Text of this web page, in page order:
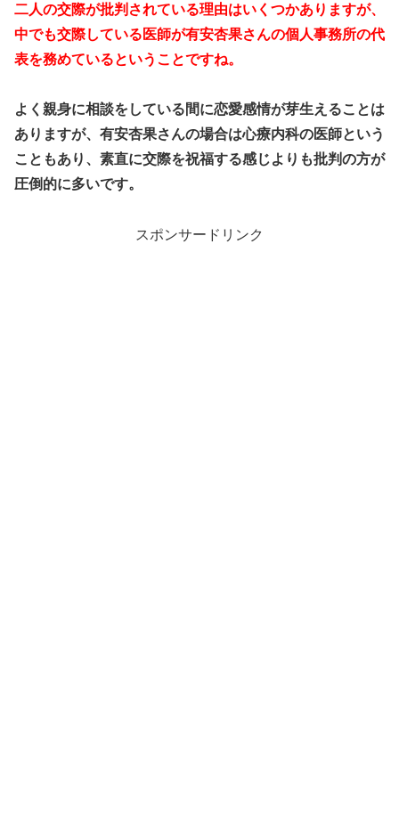
二人の交際が批判されている理由はいくつかありますが、
中でも交際している医師が有安杏果さんの個人事務所の代
表を務めているということですね。
よく親身に相談をしている間に恋愛感情が芽生えることは
ありますが、有安杏果さんの場合は心療内科の医師という
こともあり、素直に交際を祝福する感じよりも批判の方が
圧倒的に多いです。
スポンサードリンク